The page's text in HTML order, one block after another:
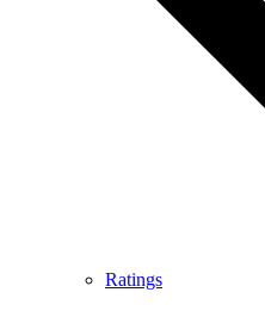
Ratings